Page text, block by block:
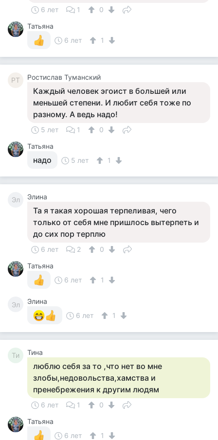
6 лет 1
0
Татьяна
6 лет
1
РТ Ростислав Туманский
Каждый человек эгоист в большей или
меньшей степени. И любит себя тоже по
разному. А ведь надо!
5 лет 1
0
Татьяна
надо 5 лет 1
Эл Элина
Та я такая хорошая терпеливая, чего
только от себя мне пришлось вытерпеть и
до сих пор терплю
6 лет 2
0
Татьяна
6 лет
1
Эл
Элина
6 лет
1
Ти Тина
люблю себя за то ,что нет во мне
злобы,недовольства,хамства и
пренебрежения к другим людям
6 лет 1
0
Татьяна
6 лет
1